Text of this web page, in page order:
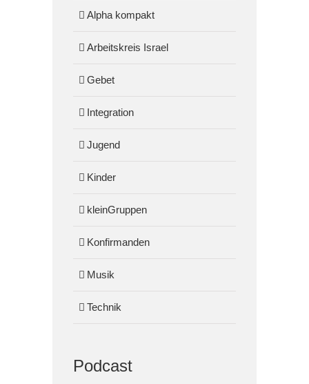
Alpha kompakt
Arbeitskreis Israel
Gebet
Integration
Jugend
Kinder
kleinGruppen
Konfirmanden
Musik
Technik
Podcast